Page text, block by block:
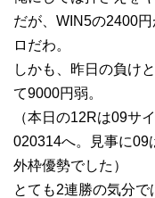
だが、WIN5の2400
ロだわ。
しかも、昨日の負け
て9000円弱。
（本日の12Rは09サ
020314へ。見事に09
外枠優勢でした）
とても2連勝の気分で